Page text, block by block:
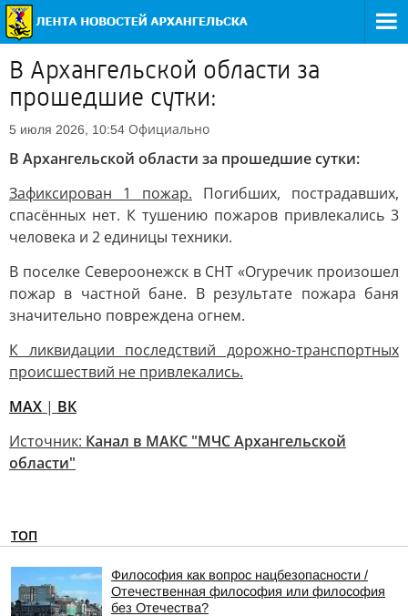
В Архангельской области за
прошедшие сутки:
5 июля 2026, 10:54 Официально
В Архангельской области за прошедшие сутки:
Зафиксирован 1 пожар. Погибших, пострадавших,
спасённых нет. К тушению пожаров привлекались 3
человека и 2 единицы техники.
В поселке Североонежск в СНТ «Огуречик произошел
пожар в частной бане. В результате пожара баня
значительно повреждена огнем.
К ликвидации последствий дорожно-транспортных
происшествий не привлекались.
MAX | ВК
Источник: Канал в МАКС "МЧС Архангельской
области"
ТОП
Философия как вопрос нацбезопасности /
Отечественная философия или философия
без Отечества?